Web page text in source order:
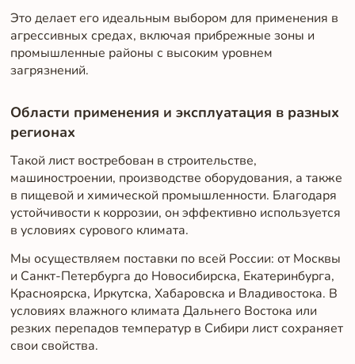
Это делает его идеальным выбором для применения в
агрессивных средах, включая прибрежные зоны и
промышленные районы с высоким уровнем
загрязнений.
Области применения и эксплуатация в разных
регионах
Такой лист востребован в строительстве,
машиностроении, производстве оборудования, а также
в пищевой и химической промышленности. Благодаря
устойчивости к коррозии, он эффективно используется
в условиях сурового климата.
Мы осуществляем поставки по всей России: от Москвы
и Санкт-Петербурга до Новосибирска, Екатеринбурга,
Красноярска, Иркутска, Хабаровска и Владивостока. В
условиях влажного климата Дальнего Востока или
резких перепадов температур в Сибири лист сохраняет
свои свойства.